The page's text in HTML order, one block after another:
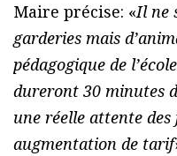
Maire précise: «Il ne
garderies mais
pédagogique de
dureront 30 minutes
une réelle attente des
augmentation de tarif